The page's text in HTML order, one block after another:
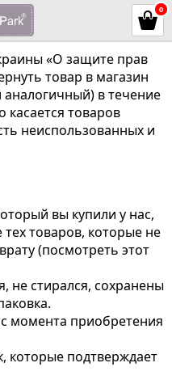
0
«О защите прав
товар в магазин
в течение
касается товаров
неиспользованных и
вы купили у нас,
товаров, которые не
(посмотреть этот
не стирался, сохранены
момента приобретения
которые подтверждает